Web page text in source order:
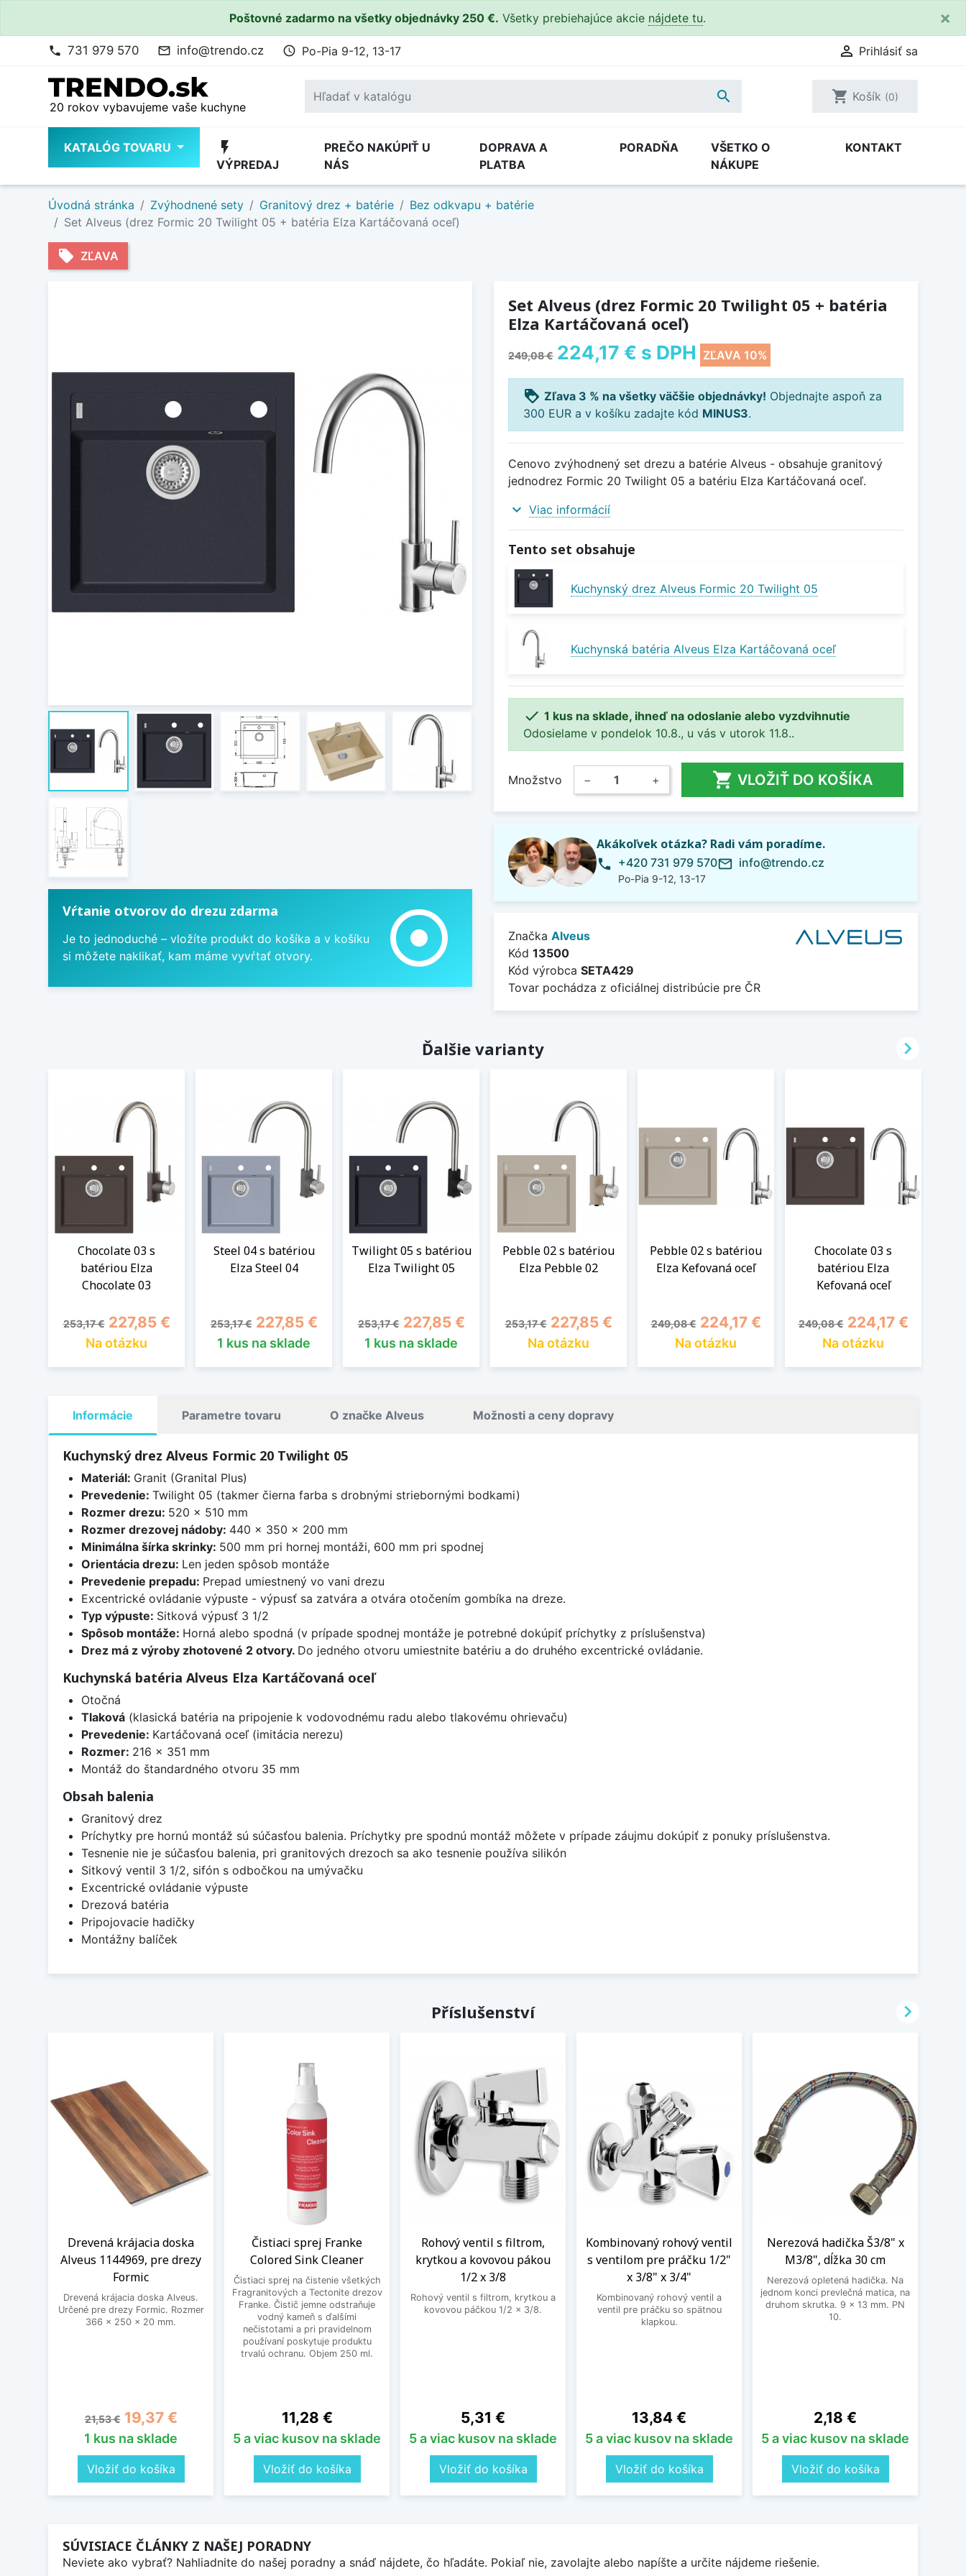
Poštovné zadarmo na všetky objednávky 250 €. Všetky prebiehajúce akcie nájdete tu. ×
phone 731 979 570 mail_outline info@trendo.cz access_time Po-Pia 9-12, 13-17  Prihlásiť sa
20 rokov vybavujeme vaše kuchyne
 shopping_cart Košík (0)
KATALÓG TOVARU flash_on
VÝPREDAJ
PREČO NAKÚPIŤ U
NÁS
DOPRAVA A
PLATBA
PORADŇA
VŠETKO O
NÁKUPE
KONTAKT
Úvodná stránka Zvýhodnené sety Granitový drez + batérie
Bez odkvapu + batérie
Set Alveus (drez Formic 20 Twilight 05 + batéria Elza Kartáčovaná oceľ)
local_offer ZĽAVA
Vŕtanie otvorov do drezu zdarma
Je to jednoduché – vložíte produkt do košíka a v košíku
si môžete naklikať, kam máme vyvŕtať otvory.
adjust
Set Alveus (drez Formic 20 Twilight 05 + batéria
Elza Kartáčovaná oceľ)
249,08 € 224,17 € s DPH ZĽAVA 10%
loyalty Zľava 3 % na všetky väčšie objednávky! Objednajte aspoň za
300 EUR a v košíku zadajte kód MINUS3.
Cenovo zvýhodnený set drezu a batérie Alveus - obsahuje granitový
jednodrez Formic 20 Twilight 05 a batériu Elza Kartáčovaná oceľ.
expand_more Viac informácií
Tento set obsahuje
Kuchynský drez Alveus Formic 20 Twilight 05
Kuchynská batéria Alveus Elza Kartáčovaná oceľ
 1 kus na sklade, ihneď na odoslanie alebo vyzdvihnutie
Odosielame v pondelok 10.8., u vás v utorok 11.8..
Množstvo − +  VLOŽIŤ DO KOŠÍKA
Akákoľvek otázka? Radi vám poradíme.
phone +420 731 979 570
Po-Pia 9-12, 13-17
mail_outline info@trendo.cz
Značka Alveus
Kód 13500
Kód výrobca SETA429
Tovar pochádza z oficiálnej distribúcie pre ČR
Ďalšie varianty
Chocolate 03 s
batériou Elza
Chocolate 03
Základná cena
253,17 € Cena
227,85 €
Na otázku
Steel 04 s batériou
Elza Steel 04
Základná cena
253,17 € Cena
227,85 €
1 kus na sklade
Twilight 05 s batériou
Elza Twilight 05
Základná cena
253,17 € Cena
227,85 €
1 kus na sklade
Pebble 02 s batériou
Elza Pebble 02
Základná cena
253,17 € Cena
227,85 €
Na otázku
Pebble 02 s batériou
Elza Kefovaná oceľ
Základná cena
249,08 € Cena
224,17 €
Na otázku
Chocolate 03 s
batériou Elza
Kefovaná oceľ
Základná cena
249,08 € Cena
224,17 €
Na otázku

Informácie Parametre tovaru O značke Alveus Možnosti a ceny dopravy
Kuchynský drez Alveus Formic 20 Twilight 05
Materiál: Granit (Granital Plus)
Prevedenie: Twilight 05 (takmer čierna farba s drobnými striebornými bodkami)
Rozmer drezu: 520 x 510 mm
Rozmer drezovej nádoby: 440 x 350 x 200 mm
Minimálna šírka skrinky: 500 mm pri hornej montáži, 600 mm pri spodnej
Orientácia drezu: Len jeden spôsob montáže
Prevedenie prepadu: Prepad umiestnený vo vani drezu
Excentrické ovládanie výpuste - výpusť sa zatvára a otvára otočením gombíka na dreze.
Typ výpuste: Sitková výpusť 3 1/2
Spôsob montáže: Horná alebo spodná (v prípade spodnej montáže je potrebné dokúpiť príchytky z príslušenstva)
Drez má z výroby zhotovené 2 otvory. Do jedného otvoru umiestnite batériu a do druhého excentrické ovládanie.
Kuchynská batéria Alveus Elza Kartáčovaná oceľ
Otočná
Tlaková(klasická batéria na pripojenie k vodovodnému radu alebo tlakovému ohrievaču)
Prevedenie: Kartáčovaná oceľ (imitácia nerezu)
Rozmer: 216 x 351 mm
Montáž do štandardného otvoru 35 mm
Obsah balenia
Granitový drez
Príchytky pre hornú montáž sú súčasťou balenia. Príchytky pre spodnú montáž môžete v prípade záujmu dokúpiť z ponuky príslušenstva.
Tesnenie nie je súčasťou balenia, pri granitových drezoch sa ako tesnenie používa silikón
Sitkový ventil 3 1/2, sifón s odbočkou na umývačku
Excentrické ovládanie výpuste
Drezová batéria
Pripojovacie hadičky
Montážny balíček
Příslušenství
Drevená krájacia doska
Alveus 1144969, pre drezy
Formic
Drevená krájacia doska Alveus.
Určené pre drezy Formic. Rozmer
366 x 250 x 20 mm.
Základná cena
21,53 € Cena
19,37 €
1 kus na sklade
Vložiť do košíka
Čistiaci sprej Franke
Colored Sink Cleaner
Čistiaci sprej na čistenie všetkých
Fragranitových a Tectonite drezov
Franke. Čistič jemne odstraňuje
vodný kameň s ďalšími
nečistotami a pri pravidelnom
používaní poskytuje produktu
trvalú ochranu. Objem 250 ml.
Cena
11,28 €
5 a viac kusov na sklade
Vložiť do košíka
Rohový ventil s filtrom,
krytkou a kovovou pákou
1/2 x 3/8
Rohový ventil s filtrom, krytkou a
kovovou páčkou 1/2 x 3/8.
Cena
5,31 €
5 a viac kusov na sklade
Vložiť do košíka
Kombinovaný rohový ventil
s ventilom pre práčku 1/2"
x 3/8" x 3/4"
Kombinovaný rohový ventil a
ventil pre práčku so spätnou
klapkou.
Cena
13,84 €
5 a viac kusov na sklade
Vložiť do košíka
Nerezová hadička Š3/8" x
M3/8", dĺžka 30 cm
Nerezová opletená hadička. Na
jednom konci prevlečná matica, na
druhom skrutka. 9 x 13 mm. PN
10.
Cena
2,18 €
5 a viac kusov na sklade
Vložiť do košíka

SÚVISIACE ČLÁNKY Z NAŠEJ PORADNY
Neviete ako vybrať? Nahliadnite do našej poradny a snáď nájdete, čo hľadáte. Pokiaľ nie, zavolajte alebo napíšte a určite nájdeme riešenie.